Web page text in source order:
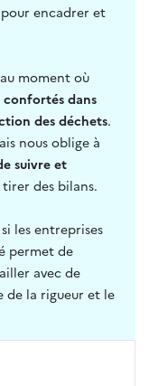
encadrer et
moment où
confortés dans
des déchets.
nous oblige à
suivre et
tirer des bilans.
les entreprises
permet de
avec de
de la rigueur et le